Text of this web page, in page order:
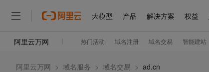
阿里云万网 > 域名服务 > 域名交易 > ad.cn